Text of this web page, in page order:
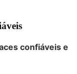
confiáveis e